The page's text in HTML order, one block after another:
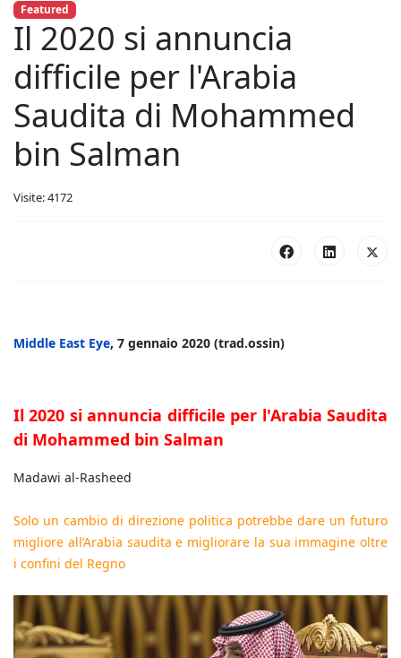
Featured
Il 2020 si annuncia
difficile per l'Arabia
Saudita di Mohammed
bin Salman
Visite: 4172
Middle East Eye, 7 gennaio 2020 (trad.ossin)
Il 2020 si annuncia difficile per l'Arabia Saudita
di Mohammed bin Salman
Madawi al-Rasheed
Solo un cambio di direzione politica potrebbe dare un futuro
migliore all’Arabia saudita e migliorare la sua immagine oltre
i confini del Regno